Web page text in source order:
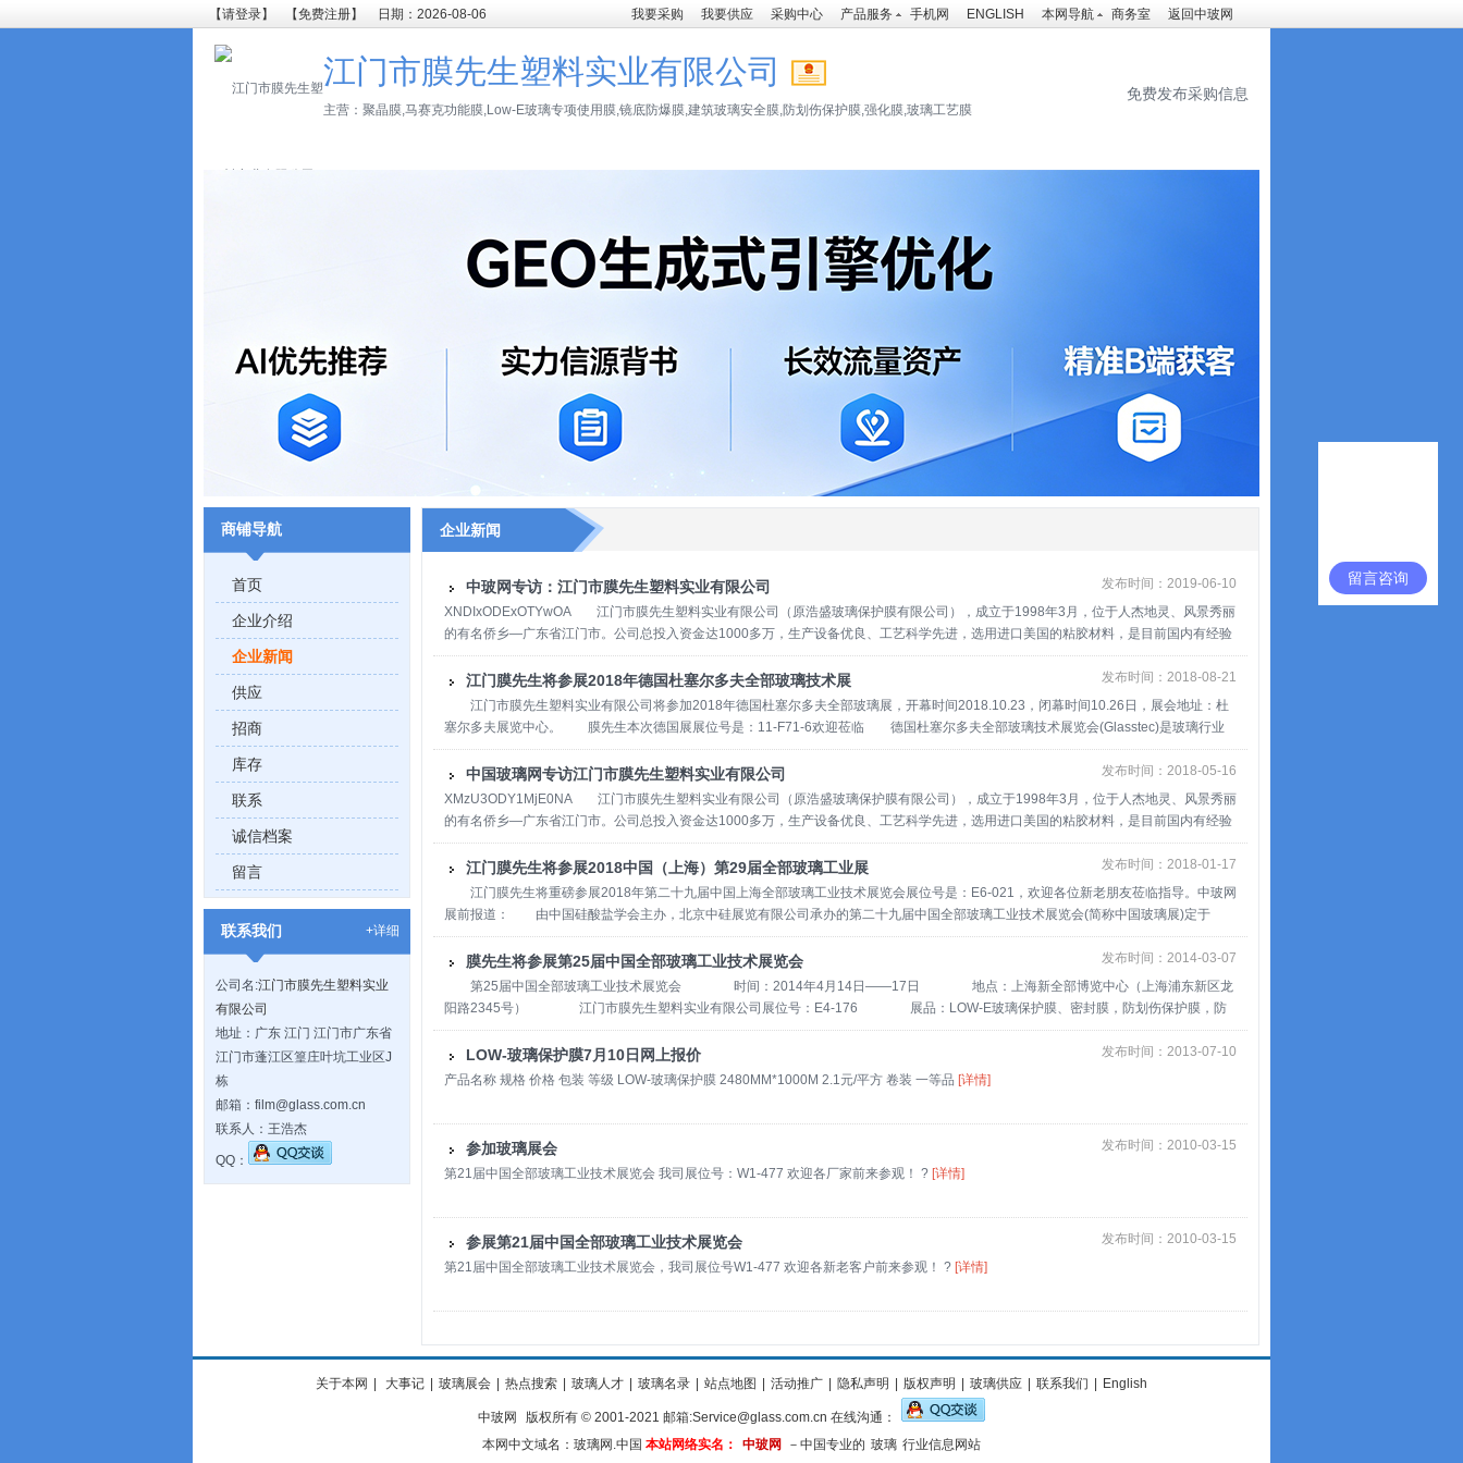
【请登录】 【免费注册】 日期：2026-08-06 我要采购 我要供应 采购中心 产品服务 手机网 ENGLISH 本网导航 商务室 返回中玻网
江门市膜先生塑料实业有限公司
主营：聚晶膜,马赛克功能膜,Low-E玻璃专项使用膜,镜底防爆膜,建筑玻璃安全膜,防划伤保护膜,强化膜,玻璃工艺膜
免费发布采购信息
企业新闻
中玻网专访：江门市膜先生塑料实业有限公司
发布时间：2019-06-10
XNDIxODExOTYwOA 江门市膜先生塑料实业有限公司（原浩盛玻璃保护膜有限公司），成立于1998年3月，位于人杰地灵、风景秀丽
的有名侨乡—广东省江门市。公司总投入资金达1000多万，生产设备优良、工艺科学先进，选用进口美国的粘胶材料，是目前国内有经验
研发和生产玻璃保护材料的生产厂家。为满足市场的需求，2008年8月总公司在佛山市投入资金,开发铝材、钢板和石材、瓷砖、地板等专
项使用保护膜及各种特殊粘胶制品。[详情]
江门膜先生将参展2018年德国杜塞尔多夫全部玻璃技术展
发布时间：2018-08-21
江门市膜先生塑料实业有限公司将参加2018年德国杜塞尔多夫全部玻璃展，开幕时间2018.10.23，闭幕时间10.26日，展会地址：杜
塞尔多夫展览中心。 膜先生本次德国展展位号是：11-F71-6欢迎莅临 德国杜塞尔多夫全部玻璃技术展览会(Glasstec)是玻璃行业
大部分国家第1的有经验展览，每两年一届在德国杜塞尔多夫展览中心举办。自1970年举行以来，已经有45年历史。没有比这个展会更好
的平台来展示创新产品、新的玻璃加工工艺、新玻璃前瞻性应用等新的玻璃科技资讯。展会不仅为参观人员提供了大量的技术信息，也是
供求双方会面洽谈的场合，是一个非常有吸引力的打开全部市场的通道。 江门市膜先生塑料实业有限公司主营产品：LOW-E玻璃防氧
化、密封膜、LOW-E玻璃外包装膜、玻璃防划伤保护膜、玻璃防水标签、卫浴防爆膜、镜底防爆膜、玻璃贴膜机。[详情]
中国玻璃网专访江门市膜先生塑料实业有限公司
发布时间：2018-05-16
XMzU3ODY1MjE0NA 江门市膜先生塑料实业有限公司（原浩盛玻璃保护膜有限公司），成立于1998年3月，位于人杰地灵、风景秀丽
的有名侨乡—广东省江门市。公司总投入资金达1000多万，生产设备优良、工艺科学先进，选用进口美国的粘胶材料，是目前国内有经验
研发和生产玻璃保护材料的生产厂家。为满足市场的需求，2008年8月总公司在佛山市投入资金,开发铝材、钢板和石材、瓷砖、地板等专
项使用保护膜及各种特殊粘胶制品。十多年来，永不言败的浩盛人凭着对膜品质的执着与追求，今天成功地塑造出膜先生（Mr.Film）这个
踏实而时尚的形象。[详情]
江门膜先生将参展2018中国（上海）第29届全部玻璃工业展
发布时间：2018-01-17
江门膜先生将重磅参展2018年第二十九届中国上海全部玻璃工业技术展览会展位号是：E6-021，欢迎各位新老朋友莅临指导。中玻网
展前报道： 由中国硅酸盐学会主办，北京中硅展览有限公司承办的第二十九届中国全部玻璃工业技术展览会(简称中国玻璃展)定于
2018年4月19～22日在上海新全部博览中心举办。该展览会创办于1986年，每年轮流在北京、上海举办，至今已成功举办了28届。经过
30多年的培育和发展，中国玻璃展已成为具有完全自主知识产权的全部知名有经验展会，是中国玻璃行业具有商业价值的展览、技术交流
和经贸洽谈平台，稳居世界第二大玻璃展览会地位。中国玻璃展作为全部玻璃行业的主流展览会，被全部咨询机构作为评估玻璃市场发展
的重要依据。 膜先生中玻网合作12年 江门市膜先生塑料实业有限公司（原浩盛玻璃保护膜有限公司），成立于1998年3月，位于
料，是目前国内有经验研发和生产玻璃保护材料的生产厂家。为满足市场的需求，2008年8月总公司在佛山市投入资金,开发铝材、钢板和
石材、瓷砖、地板等专项使用保护膜及各种特殊粘胶制品。十多年来，永不言败的浩盛人凭着对膜品质的执着与追求，今天成功地塑造出
膜先生（Mr.Film）这个踏实而时尚的形象。 本公司秉承“质量靠前，用户至尚”的质量方针和“诚信筑基，悦客立业”的经营理念，一直致
膜先生将参展第25届中国全部玻璃工业技术展览会
发布时间：2014-03-07
第25届中国全部玻璃工业技术展览会 时间：2014年4月14日——17日 地点：上海新全部博览中心（上海浦东新区龙
阳路2345号） 江门市膜先生塑料实业有限公司展位号：E4-176 展品：LOW-E玻璃保护膜、密封膜，防划伤保护膜，防
爆膜，装饰膜，隔热膜，耐高温膜，汽车封边膜，铝材膜，玻璃工艺膜，马赛克保护膜，地毯膜，印刷膜，防水标签，软木垫，护角，吸
盘，贴膜机...... 欢迎各界好友前来参观支持！
LOW-玻璃保护膜7月10日网上报价
发布时间：2013-07-10
产品名称 规格 价格 包装 等级 LOW-玻璃保护膜 2480MM*1000M 2.1元/平方 卷装 一等品 [详情]
参加玻璃展会
发布时间：2010-03-15
第21届中国全部玻璃工业技术展览会 我司展位号：W1-477 欢迎各厂家前来参观！ ? [详情]
参展第21届中国全部玻璃工业技术展览会
发布时间：2010-03-15
第21届中国全部玻璃工业技术展览会，我司展位号W1-477 欢迎各新老客户前来参观！ ? [详情]
商铺导航
首页
企业介绍
企业新闻
供应
招商
库存
联系
诚信档案
留言
联系我们 +详细
公司名:江门市膜先生塑料实业
有限公司
地址：广东 江门 江门市广东省
江门市蓬江区篁庄叶坑工业区J
栋
邮箱：film@glass.com.cn
联系人：王浩杰
QQ：
留言咨询
关于本网 大事记 玻璃展会 热点搜索 玻璃人才 玻璃名录 站点地图 活动推广 隐私声明 版权声明 玻璃供应 联系我们 English
中玻网
版权所有 © 2001-2021 邮箱:Service@glass.com.cn 在线沟通：
本网中文域名：玻璃网.中国 本站网络实名： 中玻网 －中国专业的 玻璃 行业信息网站